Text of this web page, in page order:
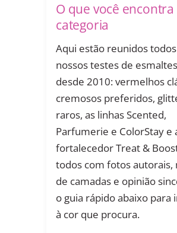
O que você encontra
categoria
Aqui estão reunidos
nossos testes de
desde 2010: vermelhos
cremosos preferidos,
raros, as linhas Scented,
Parfumerie e ColorStay e
fortalecedor Treat &
todos com fotos autorais,
de camadas e opinião
o guia rápido abaixo para
à cor que procura.